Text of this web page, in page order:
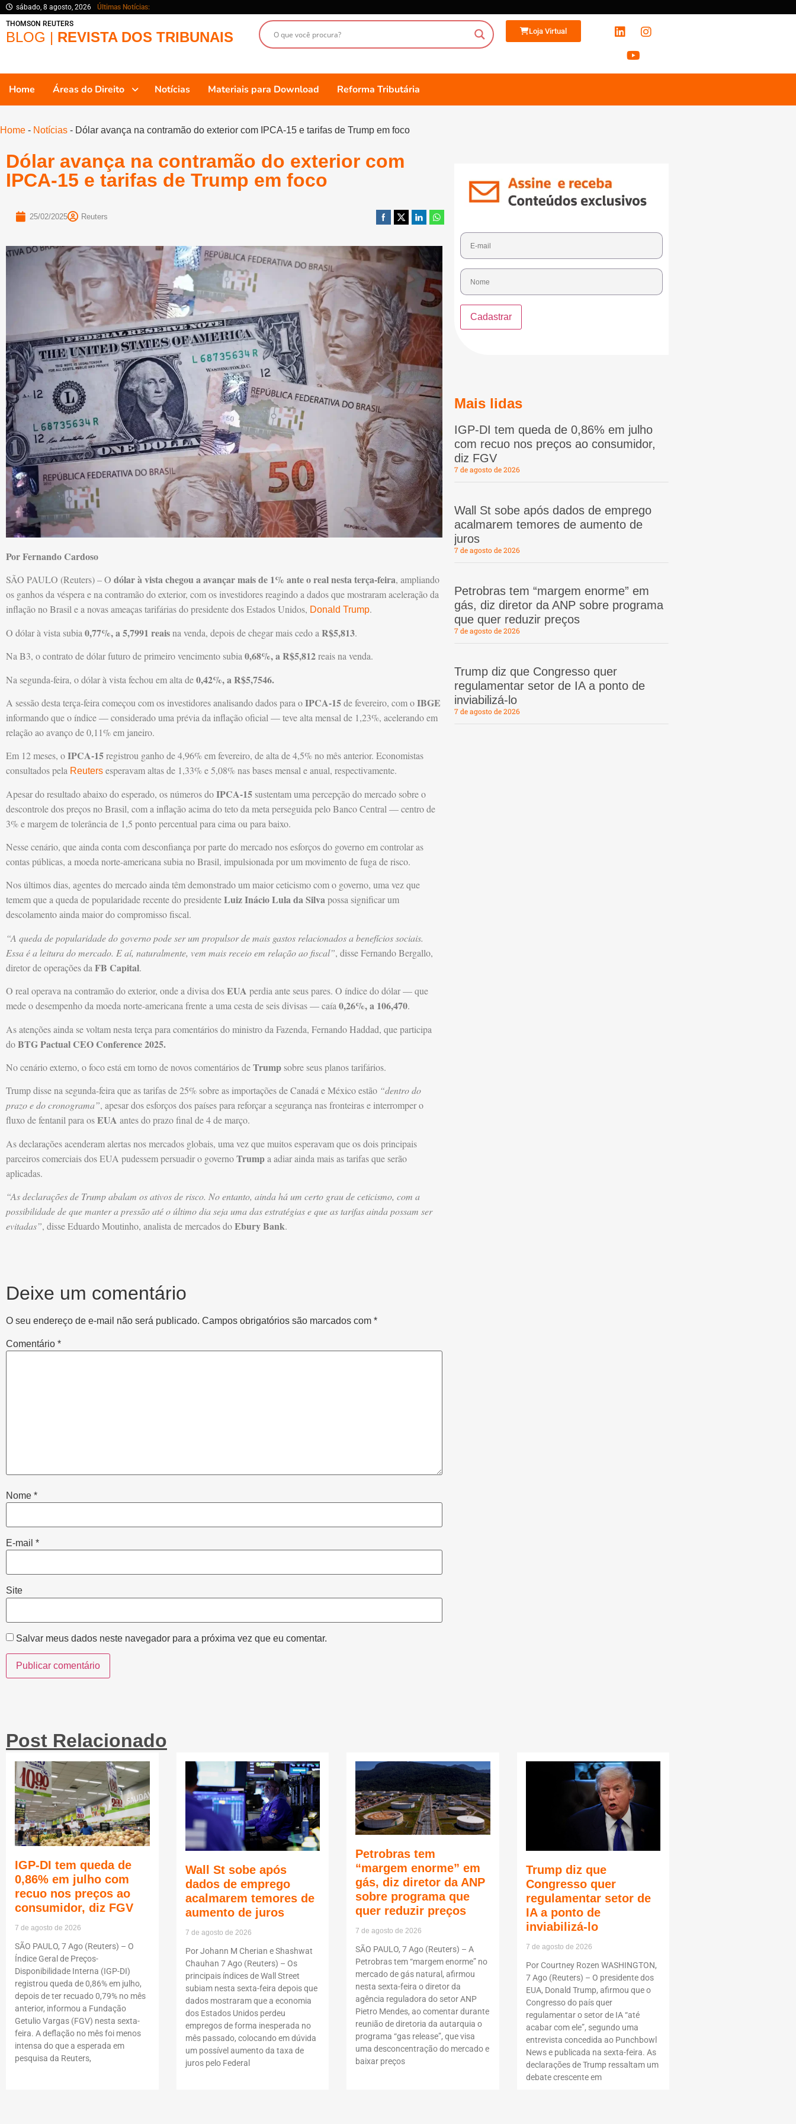
sábado, 8 agosto, 2026
Últimas Notícias:
THOMSON REUTERS
BLOG | REVISTA DOS TRIBUNAIS Loja Virtual
Home Áreas do Direito Notícias Materiais para Download Reforma Tributária
Home - Notícias - Dólar avança na contramão do exterior com IPCA-15 e tarifas de Trump em foco
Dólar avança na contramão do exterior com
IPCA-15 e tarifas de Trump em foco
25/02/2025 Reuters
Por Fernando Cardoso
SÃO PAULO (Reuters) – O dólar à vista chegou a avançar mais de 1% ante o real nesta terça-feira, ampliando
os ganhos da véspera e na contramão do exterior, com os investidores reagindo a dados que mostraram aceleração da
inflação no Brasil e a novas ameaças tarifárias do presidente dos Estados Unidos, Donald Trump.
O dólar à vista subia 0,77%, a 5,7991 reaisna venda, depois de chegar mais cedo a R$5,813.
Na B3, o contrato de dólar futuro de primeiro vencimento subia 0,68%, a R$5,812reais na venda.
Na segunda-feira, o dólar à vista fechou em alta de0,42%, a R$5,7546.
A sessão desta terça-feira começou com os investidores analisando dados para oIPCA-15de fevereiro, com oIBGE
informando que o índice — considerado uma prévia da inflação oficial — teve alta mensal de 1,23%, acelerando em
relação ao avanço de 0,11% em janeiro.
Em 12 meses, oIPCA-15registrou ganho de 4,96% em fevereiro, de alta de 4,5% no mês anterior. Economistas
consultados pela Reuters esperavam altas de 1,33% e 5,08% nas bases mensal e anual, respectivamente.
Apesar do resultado abaixo do esperado, os números doIPCA-15 sustentam uma percepção do mercado sobre o
descontrole dos preços no Brasil, com a inflação acima do teto da meta perseguida pelo Banco Central — centro de
3% e margem de tolerância de 1,5 ponto percentual para cima ou para baixo.
Nesse cenário, que ainda conta com desconfiança por parte do mercado nos esforços do governo em controlar as
contas públicas, a moeda norte-americana subia no Brasil, impulsionada por um movimento de fuga de risco.
Nos últimos dias, agentes do mercado ainda têm demonstrado um maior ceticismo com o governo, uma vez que
temem que a queda de popularidade recente do presidenteLuiz Inácio Lula da Silvapossa significar um
descolamento ainda maior do compromisso fiscal.
“A queda de popularidade do governo pode ser um propulsor de mais gastos relacionados a benefícios sociais.
Essa é a leitura do mercado. E aí, naturalmente, vem mais receio em relação ao fiscal”, disse Fernando Bergallo,
diretor de operações da FB Capital.
O real operava na contramão do exterior, onde a divisa dosEUA perdia ante seus pares. O índice do dólar — que
mede o desempenho da moeda norte-americana frente a uma cesta de seis divisas — caía0,26%, a 106,470.
As atenções ainda se voltam nesta terça para comentários do ministro da Fazenda, Fernando Haddad, que participa
doBTG Pactual CEO Conference 2025.
No cenário externo, o foco está em torno de novos comentários deTrump sobre seus planos tarifários.
Trump disse na segunda-feira que as tarifas de 25% sobre as importações de Canadá e México estão “dentro do
prazo e do cronograma”, apesar dos esforços dos países para reforçar a segurança nas fronteiras e interromper o
fluxo de fentanil para osEUA antes do prazo final de 4 de março.
As declarações acenderam alertas nos mercados globais, uma vez que muitos esperavam que os dois principais
parceiros comerciais dos EUA pudessem persuadir o governoTrumpa adiar ainda mais as tarifas que serão
aplicadas.
“As declarações de Trump abalam os ativos de risco. No entanto, ainda há um certo grau de ceticismo, com a
possibilidade de que manter a pressão até o último dia seja uma das estratégias e que as tarifas ainda possam ser
evitadas”, disse Eduardo Moutinho, analista de mercados doEbury Bank.
Deixe um comentário
O seu endereço de e-mail não será publicado. Campos obrigatórios são marcados com *
Comentário *
Nome *
E-mail *
Site
Salvar meus dados neste navegador para a próxima vez que eu comentar.
Mais lidas
IGP-DI tem queda de 0,86% em julho
com recuo nos preços ao consumidor,
diz FGV
7 de agosto de 2026
Wall St sobe após dados de emprego
acalmarem temores de aumento de
juros
7 de agosto de 2026
Petrobras tem “margem enorme” em
gás, diz diretor da ANP sobre programa
que quer reduzir preços
7 de agosto de 2026
Trump diz que Congresso quer
regulamentar setor de IA a ponto de
inviabilizá-lo
7 de agosto de 2026
Post Relacionado
IGP-DI tem queda de
0,86% em julho com
recuo nos preços ao
consumidor, diz FGV
7 de agosto de 2026
SÃO PAULO, 7 Ago (Reuters) – O
Índice Geral de Preços-
Disponibilidade Interna (IGP-DI)
registrou queda de 0,86% em julho,
depois de ter recuado 0,79% no mês
anterior, informou a Fundação
Getulio Vargas (FGV) nesta sexta-
feira. A deflação no mês foi menos
intensa do que a esperada em
pesquisa da Reuters,
Wall St sobe após
dados de emprego
acalmarem temores de
aumento de juros
7 de agosto de 2026
Por Johann M Cherian e Shashwat
Chauhan 7 Ago (Reuters) – Os
principais índices de Wall Street
subiam nesta sexta-feira depois que
dados mostraram que a economia
dos Estados Unidos perdeu
empregos de forma inesperada no
mês passado, colocando em dúvida
um possível aumento da taxa de
juros pelo Federal
Petrobras tem
“margem enorme” em
gás, diz diretor da ANP
sobre programa que
quer reduzir preços
7 de agosto de 2026
SÃO PAULO, 7 Ago (Reuters) – A
Petrobras tem “margem enorme” no
mercado de gás natural, afirmou
nesta sexta-feira o diretor da
agência reguladora do setor ANP
Pietro Mendes, ao comentar durante
reunião de diretoria da autarquia o
programa “gas release”, que visa
uma desconcentração do mercado e
baixar preços
Trump diz que
Congresso quer
regulamentar setor de
IA a ponto de
inviabilizá-lo
7 de agosto de 2026
Por Courtney Rozen WASHINGTON,
7 Ago (Reuters) – O presidente dos
EUA, Donald Trump, afirmou que o
Congresso do país quer
regulamentar o setor de IA “até
acabar com ele”, segundo uma
entrevista concedida ao Punchbowl
News e publicada na sexta-feira. As
declarações de Trump ressaltam um
debate crescente em